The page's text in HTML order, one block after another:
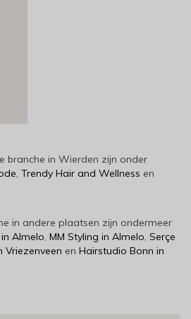
branche in Wierden zijn onder
, Trendy Hair and Wellness en
in andere plaatsen zijn ondermeer
Almelo, MM Styling in Almelo, Serçe
Vriezenveen en Hairstudio Bonn in